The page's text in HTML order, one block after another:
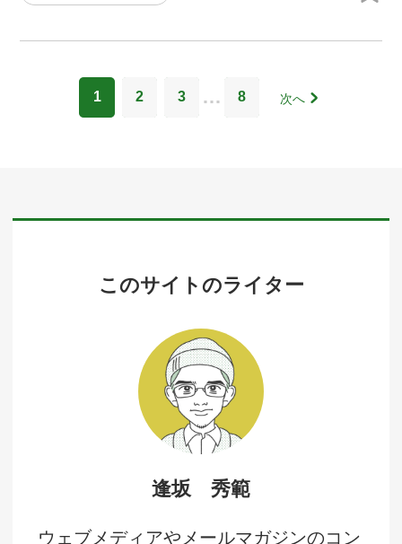
1 2 3 … 8 次へ
このサイトのライター
逢坂 秀範
ウェブメディアやメールマガジンのコン